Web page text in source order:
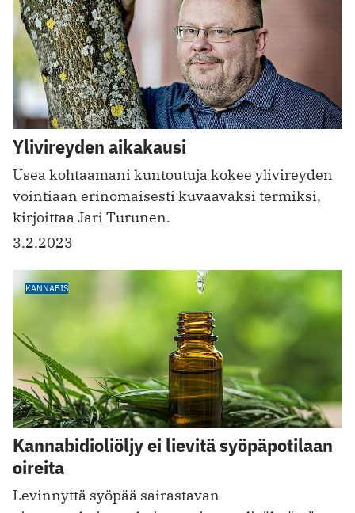
Ylivireyden aikakausi
Usea kohtaamani kuntoutuja kokee ylivireyden
vointiaan erinomaisesti kuvaavaksi termiksi,
kirjoittaa Jari Turunen.
3.2.2023
KANNABIS
Kannabidioliöljy ei lievitä syöpäpotilaan
oireita
Levinnyttä syöpää sairastavan